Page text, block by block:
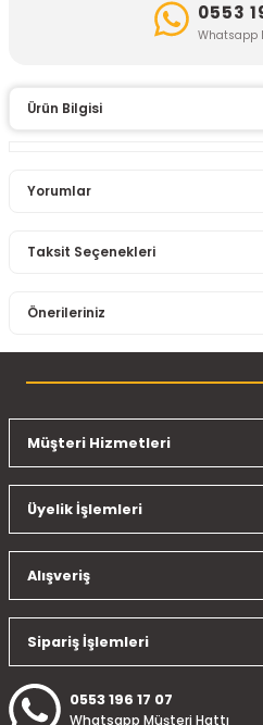
0553
Whatsapp
Ürün Bilgisi
Yorumlar
Taksit Seçenekleri
Önerileriniz
konularda yetersiz gördüğünüz
Ürün resmi kalitesiz, bozuk
Ürün açıklamasında eksik
Ürün fiyatı diğer sitelerden daha
Bu ürüne benzer farklı
Müşteri Hizmetleri
Üyelik İşlemleri
Alışveriş
Sipariş İşlemleri
0553 196 17 07
Whatsapp Müşteri Hattı